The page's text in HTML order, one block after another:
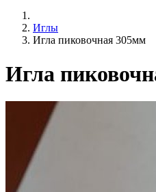
Иглы
Игла пиковочная 305мм
Игла